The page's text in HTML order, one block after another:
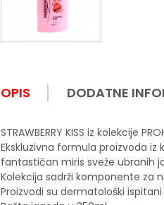
OPIS DODATNE
STRAWBERRY KISS iz kolekcije
Ekskluzivna formula proizvoda
fantastičan miris sveže ubranih
Kolekcija sadrži komponente za
Proizvodi su dermatološki